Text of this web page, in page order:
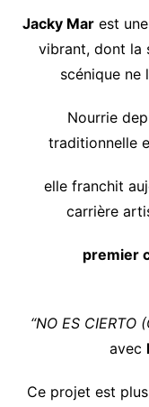
Jacky Marest
vibrant, dont la
scénique ne
Nourrie
traditionnelle
elle franchit
carrière
premier
“NO ES CIERTO
avec
Ce projet est